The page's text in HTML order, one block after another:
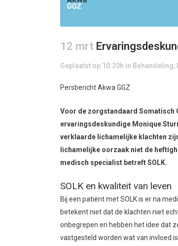
12 mrt
Geplaatst op 10:30h in Behandeling,
Persbericht Akwa GGZ
Voor de zorgstandaard Somatisch
ervaringsdeskundige Monique
verklaarde lichamelijke klachten
lichamelijke oorzaak niet de
medisch specialist betreft SOLK.
SOLK en kwaliteit van leven
Bij een patiënt met SOLK is er na
betekent niet dat de klachten niet
onbegrepen en hebben het idee dat
vastgesteld worden wat van invloed